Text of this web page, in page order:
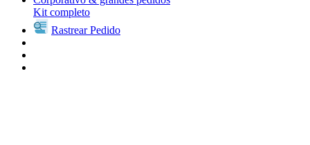
Kit completo
Rastrear Pedido